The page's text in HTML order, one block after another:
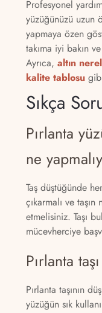
Profesyonel
yüzüğünüzü uzun
yapmaya özen
takıma iyi bakın
Ayrıca, altın
kalite tablosu
Sıkça
Pırlanta
ne
Taş düştüğünde
çıkarmalı ve
etmelisiniz. Taşı
mücevherciye
Pırlanta
Pırlanta taşının
yüzüğün sık